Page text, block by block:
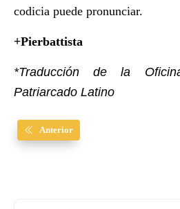
codicia puede pronunciar.
+Pierbattista
*Traducción de la
Patriarcado Latino
Anterior